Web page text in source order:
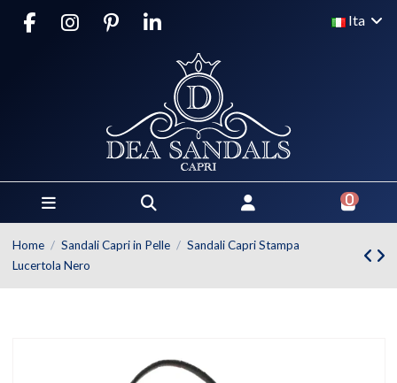
Ita
0
Home Sandali Capri in Pelle
Sandali Capri Stampa
Lucertola Nero